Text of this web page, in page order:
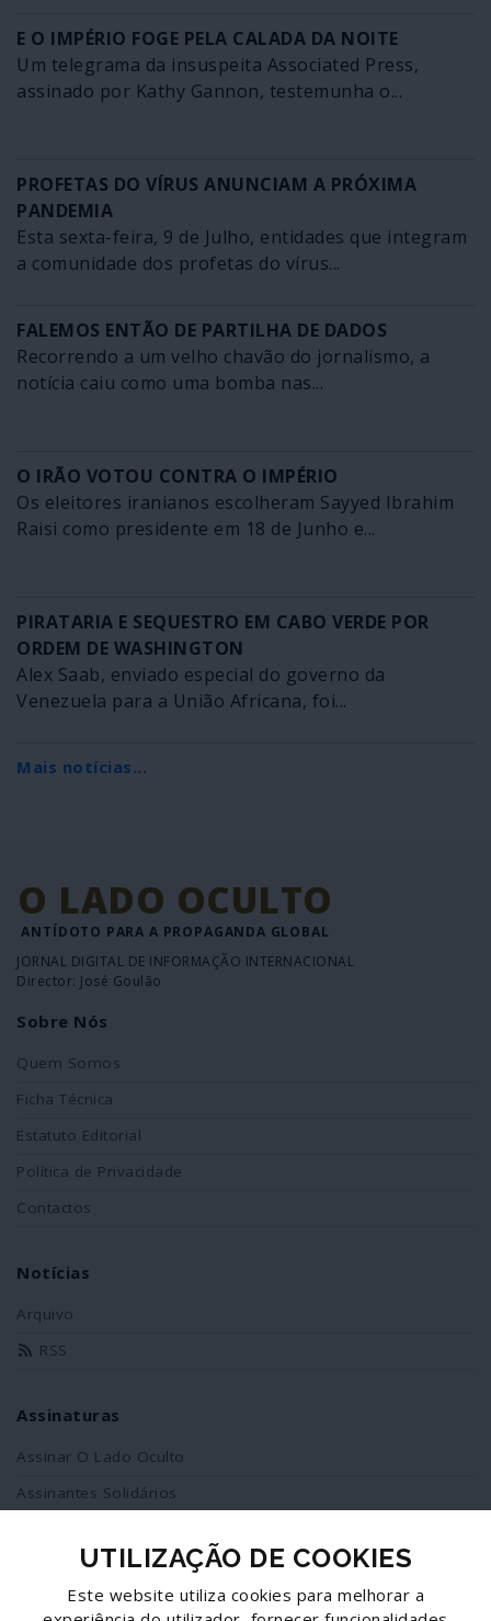
E O IMPÉRIO FOGE PELA CALADA DA NOITE
Um telegrama da insuspeita Associated Press,
assinado por Kathy Gannon, testemunha o...
PROFETAS DO VÍRUS ANUNCIAM A PRÓXIMA
PANDEMIA
Esta sexta-feira, 9 de Julho, entidades que integram
a comunidade dos profetas do vírus...
FALEMOS ENTÃO DE PARTILHA DE DADOS
Recorrendo a um velho chavão do jornalismo, a
notícia caiu como uma bomba nas...
O IRÃO VOTOU CONTRA O IMPÉRIO
Os eleitores iranianos escolheram Sayyed Ibrahim
Raisi como presidente em 18 de Junho e...
PIRATARIA E SEQUESTRO EM CABO VERDE POR
ORDEM DE WASHINGTON
Alex Saab, enviado especial do governo da
Venezuela para a União Africana, foi...
Mais notícias...
O LADO OCULTO
ANTÍDOTO PARA A PROPAGANDA GLOBAL
JORNAL DIGITAL DE INFORMAÇÃO INTERNACIONAL
Director: José Goulão
Sobre Nós
Quem Somos
Ficha Técnica
Estatuto Editorial
Política de Privacidade
Contactos
Notícias
Arquivo
RSS
Assinaturas
Assinar O Lado Oculto
Assinantes Solidários
Redes Sociais
Siga-nos no facebook
UTILIZAÇÃO DE COOKIES
Este website utiliza cookies para melhorar a